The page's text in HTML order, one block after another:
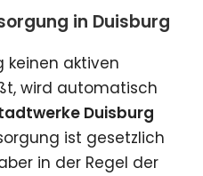
in Duisburg
keinen aktiven
wird automatisch
Duisburg
ist gesetzlich
in der Regel der